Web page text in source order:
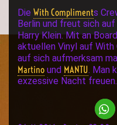
Die With Compliments
Berlin und freut sich
Harry Klein. Mit an
aktuellen Vinyl auf With
auf sich aufmerksam
Martino und MANTU. Man
exzessive Nacht freuen.